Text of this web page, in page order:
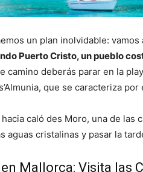
un plan inolvidable:
Puerto Cristo, un pueblo
camino deberás parar en la
que se caracteriza
caló des Moro, una de las
aguas cristalinas y pasar la
Mallorca: Visita las